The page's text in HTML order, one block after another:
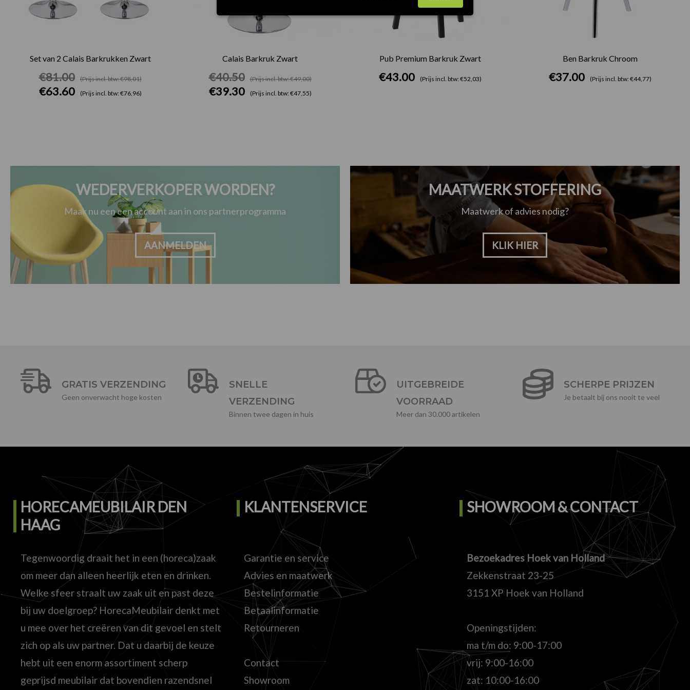
Set van 2 Calais Barkrukken Zwart
€81.00 (Prijs incl. btw: €98,01)
€63.60 (Prijs incl. btw: €76,96)
Calais Barkruk Zwart
€40.50 (Prijs incl. btw: €49,00)
€39.30 (Prijs incl. btw: €47,55)
Pub Premium Barkruk Zwart
€43.00 (Prijs incl. btw: €52,03)
Ben Barkruk Chroom
€37.00 (Prijs incl. btw: €44,77)
WEDERVERKOPER WORDEN?
Maak nu een een account aan in ons partnerprogramma
AANMELDEN
MAATWERK STOFFERING
Maatwerk of advies nodig?
KLIK HIER
GRATIS VERZENDING
Geen onverwacht hoge kosten
SNELLE
VERZENDING
Binnen twee dagen in huis
UITGEBREIDE
VOORRAAD
Meer dan 30.000 artikelen
SCHERPE PRIJZEN
Je betaalt bij ons nooit te veel
HORECAMEUBILAIR DEN
HAAG
Tegenwoordig draait het in een (horeca)zaak
om meer dan alleen heerlijk eten en drinken.
Welke sfeer straalt uw zaak uit en past deze
bij uw doelgroep? HorecaMeubilair denkt met
u mee over het creëren van dit gevoel en stelt
zich op als uw partner. Dat u daarbij de keuze
hebt uit een enorm assortiment scherp
geprijsd meubilair dat bovendien razendsnel
KLANTENSERVICE
Garantie en service
Advies en maatwerk
Bestelinformatie
Betaalinformatie
Retourneren
Contact
Showroom
SHOWROOM & CONTACT
Bezoekadres Hoek van Holland
Zekkenstraat 23-25
3151 XP Hoek van Holland
Openingstijden:
ma t/m do: 9:00-17:00
vrij: 9:00-16:00
zat: 10:00-16:00